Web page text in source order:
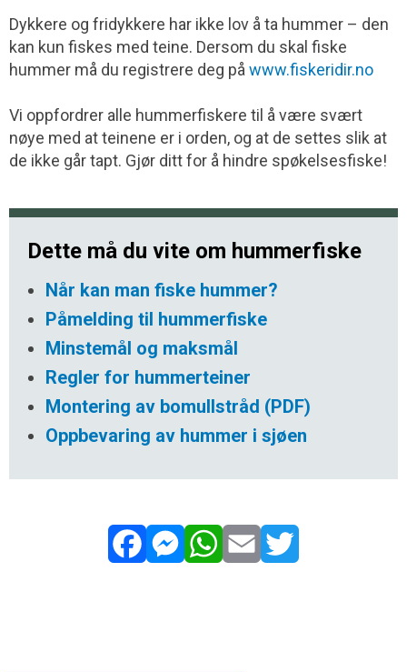
Dykkere og fridykkere har ikke lov å ta hummer – den
kan kun fiskes med teine. Dersom du skal fiske
hummer må du registrere deg på www.fiskeridir.no
Vi oppfordrer alle hummerfiskere til å være svært
nøye med at teinene er i orden, og at de settes slik at
de ikke går tapt. Gjør ditt for å hindre spøkelsesfiske!
Dette må du vite om hummerfiske
Når kan man fiske hummer?
Påmelding til hummerfiske
Minstemål og maksmål
Regler for hummerteiner
Montering av bomullstråd (PDF)
Oppbevaring av hummer i sjøen